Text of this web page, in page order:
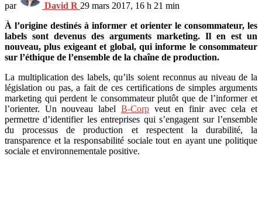
par David R 29 mars 2017, 16 h 21 min
À l’origine destinés à informer et orienter le consommateur, les
labels sont devenus des arguments marketing. Il en est un
nouveau, plus exigeant et global, qui informe le consommateur
sur l’éthique de l’ensemble de la chaîne de production.
La multiplication des labels, qu’ils soient reconnus au niveau de la
législation ou pas, a fait de ces certifications de simples arguments
marketing qui perdent le consommateur plutôt que de l’informer et
l’orienter. Un nouveau label B-Corpveut en finir avec cela et
permettre d’identifier les entreprises qui s’engagent sur l’ensemble
du processus de production et respectent la durabilité, la
transparence et la responsabilité sociale tout en ayant une politique
sociale et environnementale positive.